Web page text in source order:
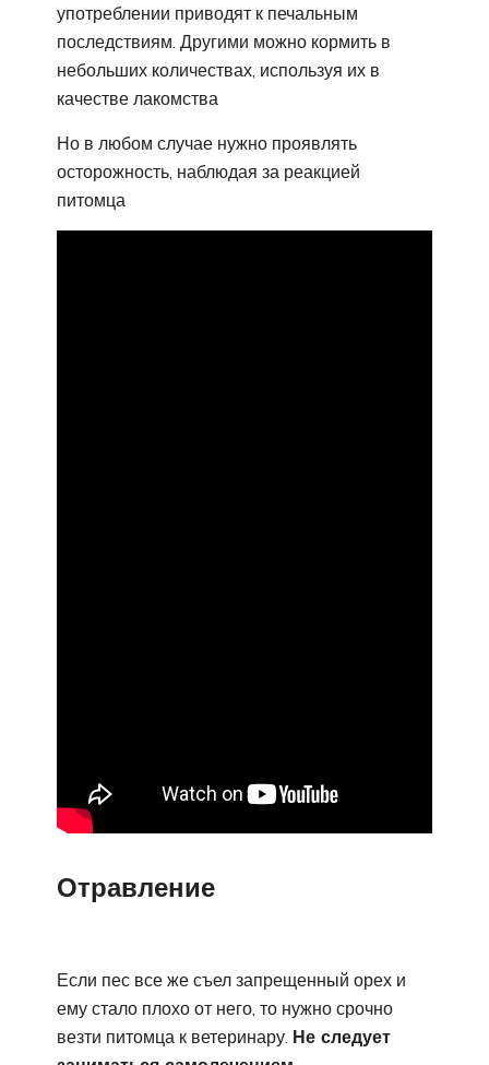
употреблении приводят к печальным
последствиям. Другими можно кормить в
небольших количествах, используя их в
качестве лакомства
Но в любом случае нужно проявлять
осторожность, наблюдая за реакцией
питомца
Отравление
Если пес все же съел запрещенный орех и
ему стало плохо от него, то нужно срочно
везти питомца к ветеринару. Не следует